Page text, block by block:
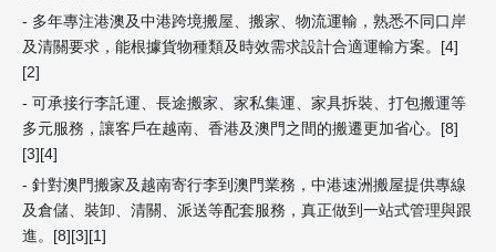
- 多年專注港澳及中港跨境搬屋、搬家、物流運輸，熟悉不同口岸
及清關要求，能根據貨物種類及時效需求設計合適運輸方案。[4]
[2]
- 可承接行李託運、長途搬家、家私集運、家具拆裝、打包搬運等
多元服務，讓客戶在越南、香港及澳門之間的搬遷更加省心。[8]
[3][4]
- 針對澳門搬家及越南寄行李到澳門業務，中港速洲搬屋提供專線
及倉儲、裝卸、清關、派送等配套服務，真正做到一站式管理與跟
進。[8][3][1]